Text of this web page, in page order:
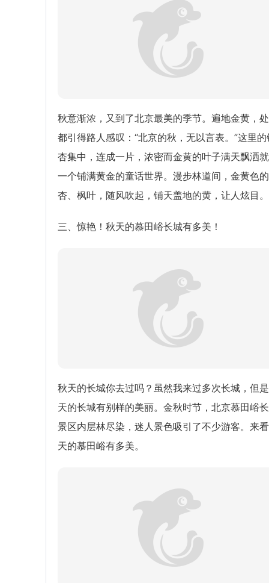
秋意渐浓，又到了北京最美的季节。遍地金黄，
都引得路人感叹：“北京的秋，无以言表。”这里的
杏集中，连成一片，浓密而金黄的叶子满天飘洒
一个铺满黄金的童话世界。漫步林道间，金黄色
杏、枫叶，随风吹起，铺天盖地的黄，让人炫目。
三、惊艳！秋天的慕田峪长城有多美！
秋天的长城你去过吗？虽然我来过多次长城，但
天的长城有别样的美丽。金秋时节，北京慕田峪
景区内层林尽染，迷人景色吸引了不少游客。来
天的慕田峪有多美。